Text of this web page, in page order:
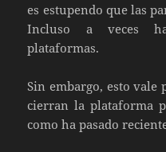
es estupendo que las
Incluso a veces
plataformas.
Sin embargo, esto vale
cierran la plataforma
como ha pasado